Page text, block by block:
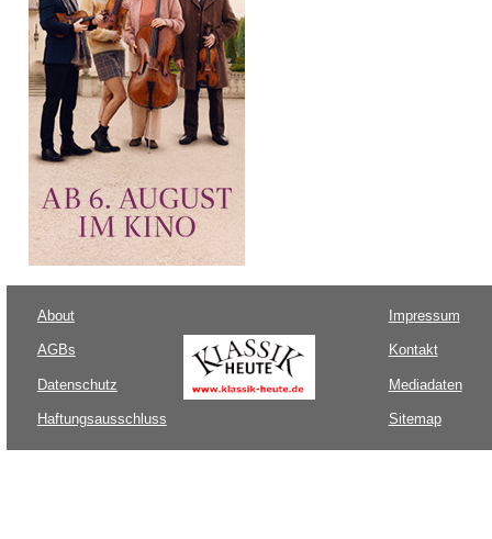
About
AGBs
Datenschutz
Haftungsausschluss
Impressum
Kontakt
Mediadaten
Sitemap